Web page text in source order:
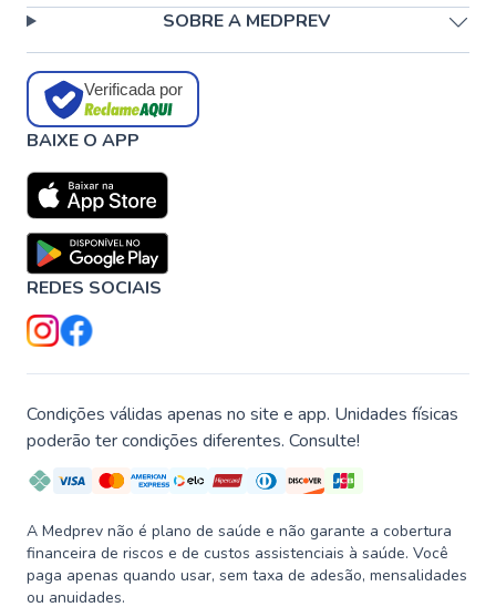
SOBRE A MEDPREV
Verificada por
BAIXE O APP
REDES SOCIAIS
Condições válidas apenas no site e app. Unidades físicas
poderão ter condições diferentes. Consulte!
A Medprev não é plano de saúde e não garante a cobertura
financeira de riscos e de custos assistenciais à saúde. Você
paga apenas quando usar, sem taxa de adesão, mensalidades
ou anuidades.